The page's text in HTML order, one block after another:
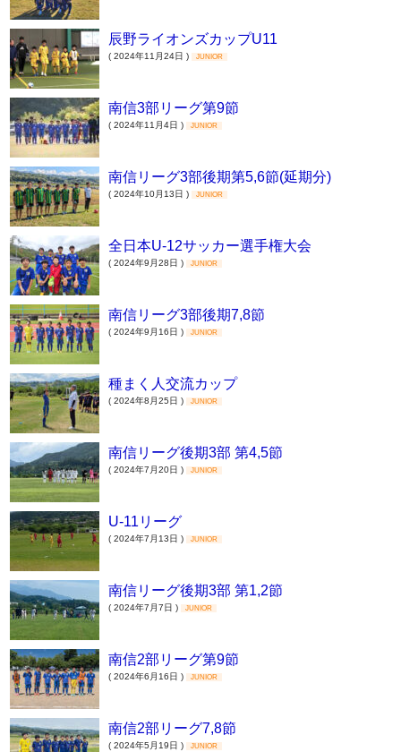
辰野ライオンズカップU11
( 2024年11月24日 ) JUNIOR
南信3部リーグ第9節
( 2024年11月4日 ) JUNIOR
南信リーグ3部後期第5,6節(延期分)
( 2024年10月13日 ) JUNIOR
全日本U-12サッカー選手権大会
( 2024年9月28日 ) JUNIOR
南信リーグ3部後期7,8節
( 2024年9月16日 ) JUNIOR
種まく人交流カップ
( 2024年8月25日 ) JUNIOR
南信リーグ後期3部 第4,5節
( 2024年7月20日 ) JUNIOR
U-11リーグ
( 2024年7月13日 ) JUNIOR
南信リーグ後期3部 第1,2節
( 2024年7月7日 ) JUNIOR
南信2部リーグ第9節
( 2024年6月16日 ) JUNIOR
南信2部リーグ7,8節
( 2024年5月19日 ) JUNIOR